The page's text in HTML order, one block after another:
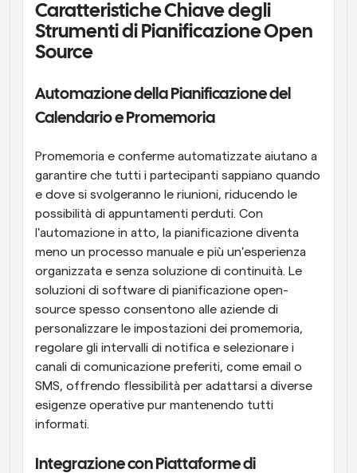
Caratteristiche Chiave degli
Strumenti di Pianificazione Open
Source
Automazione della Pianificazione del
Calendario e Promemoria
Promemoria e conferme automatizzate aiutano a
garantire che tutti i partecipanti sappiano quando
e dove si svolgeranno le riunioni, riducendo le
possibilità di appuntamenti perduti. Con
l'automazione in atto, la pianificazione diventa
meno un processo manuale e più un'esperienza
organizzata e senza soluzione di continuità. Le
soluzioni di software di pianificazione open-
source spesso consentono alle aziende di
personalizzare le impostazioni dei promemoria,
regolare gli intervalli di notifica e selezionare i
canali di comunicazione preferiti, come email o
SMS, offrendo flessibilità per adattarsi a diverse
esigenze operative pur mantenendo tutti
informati.
Integrazione con Piattaforme di